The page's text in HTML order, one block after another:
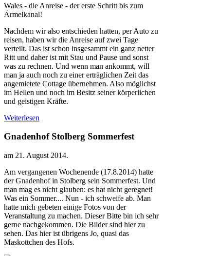
Wales - die Anreise - der erste Schritt bis zum
Ärmelkanal!
Nachdem wir also entschieden hatten, per Auto zu
reisen, haben wir die Anreise auf zwei Tage
verteilt. Das ist schon insgesammt ein ganz netter
Ritt und daher ist mit Stau und Pause und sonst
was zu rechnen. Und wenn man ankommt, will
man ja auch noch zu einer erträglichen Zeit das
angemietete Cottage übernehmen. Also möglichst
im Hellen und noch im Besitz seiner körperlichen
und geistigen Kräfte.
Weiterlesen
Gnadenhof Stolberg Sommerfest
am 21. August 2014.
Am vergangenen Wochenende (17.8.2014) hatte
der Gnadenhof in Stolberg sein Sommerfest. Und
man mag es nicht glauben: es hat nicht geregnet!
Was ein Sommer.... Nun - ich schweife ab. Man
hatte mich gebeten einige Fotos von der
Veranstaltung zu machen. Dieser Bitte bin ich sehr
gerne nachgekommen. Die Bilder sind hier zu
sehen. Das hier ist übrigens Jo, quasi das
Maskottchen des Hofs.